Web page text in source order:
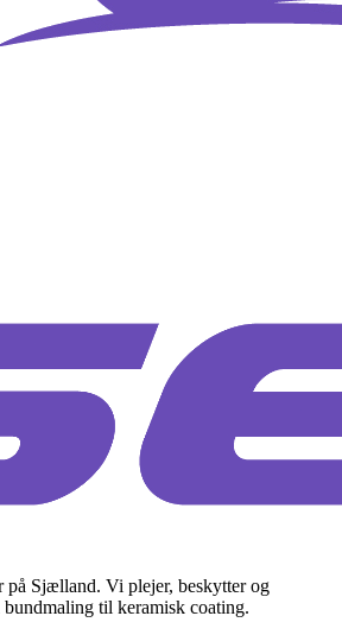
på Sjælland. Vi plejer, beskytter og
til keramisk coating.